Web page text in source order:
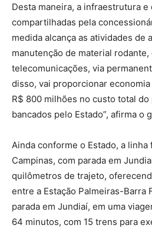
Desta maneira, a infraestrutura e
compartilhadas pela
medida alcança as atividades de
manutenção de material
telecomunicações, via
disso, vai proporcionar
R$ 800 milhões no custo total
bancados pelo Estado”, afirma o
Ainda conforme o Estado, a
Campinas, com parada em
quilômetros de trajeto,
entre a Estação Palmeiras-Barra
parada em Jundiaí, em uma
64 minutos, com 15 trens para